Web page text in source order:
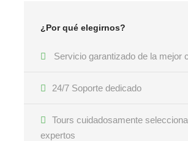
¿Por qué elegirnos?
Servicio garantizado de la mejor
24/7 Soporte dedicado
Tours cuidadosamente
expertos